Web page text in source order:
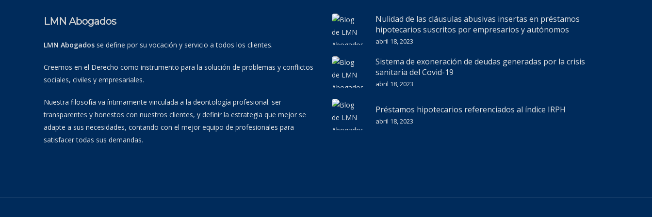
LMN Abogados
LMN Abogados se define por su vocación y servicio a todos los clientes.
Creemos en el Derecho como instrumento para la solución de problemas y conflictos
sociales, civiles y empresariales.
Nuestra filosofía va íntimamente vinculada a la deontología profesional: ser
transparentes y honestos con nuestros clientes, y definir la estrategia que mejor se
adapte a sus necesidades, contando con el mejor equipo de profesionales para
satisfacer todas sus demandas.
Nulidad de las cláusulas abusivas insertas en préstamos
hipotecarios suscritos por empresarios y autónomos
abril 18, 2023
Sistema de exoneración de deudas generadas por la crisis
sanitaria del Covid-19
abril 18, 2023
Préstamos hipotecarios referenciados al índice IRPH
abril 18, 2023